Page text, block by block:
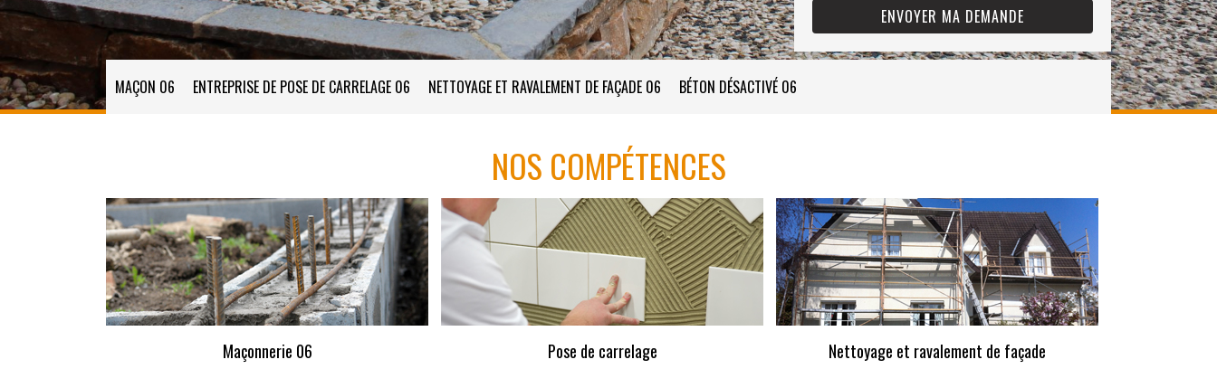
MAÇON 06 ENTREPRISE DE POSE DE CARRELAGE 06 NETTOYAGE ET RAVALEMENT DE FAÇADE 06 BÉTON DÉSACTIVÉ 06
NOS COMPÉTENCES
Maçonnerie 06 Pose de carrelage Nettoyage et ravalement de façade